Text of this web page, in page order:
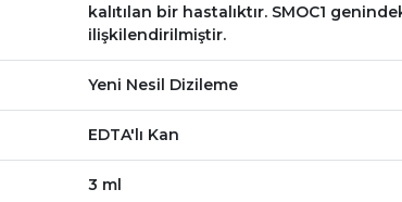
kalıtılan bir hastalıktır. SMOC1
ilişkilendirilmiştir.
Yeni Nesil Dizileme
EDTA'lı Kan
3 ml